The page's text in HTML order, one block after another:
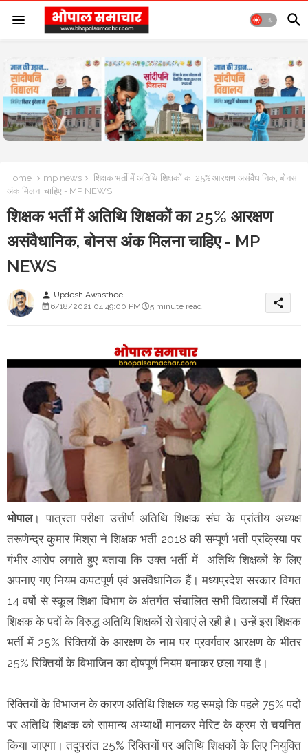
Home mp news
शिक्षक भर्ती में अतिथि शिक्षकों का 25% आरक्षण असंवैधानिक, बोनस
अंक मिलना चाहिए - MP NEWS
शिक्षक भर्ती में अतिथि शिक्षकों का 25% आरक्षण
असंवैधानिक, बोनस अंक मिलना चाहिए - MP
NEWS
person Updesh Awasthee
6/18/2021 04:49:00 PM
5 minute read share
भोपाल। पात्रता परीक्षा उत्तीर्ण अतिथि शिक्षक संघ के प्रांतीय अध्यक्ष
तरूणेन्द्र कुमार मिश्रा ने शिक्षक भर्ती 2018 की सम्पूर्ण भर्ती प्रक्रिया पर
गंभीर आरोप लगाते हुए बताया कि उक्त भर्ती में अतिथि शिक्षकों के लिए
अपनाए गए नियम कपटपूर्ण एवं असंवैधानिक हैं। मध्यप्रदेश सरकार विगत
14 वर्षो से स्कूल शिक्षा विभाग के अंतर्गत संचालित सभी विद्यालयों में रिक्त
शिक्षक के पदों के विरुद्ध अतिथि शिक्षकों से सेवाएं ले रही है। उन्हें इस शिक्षक
भर्ती में 25% रिक्तियों के आरक्षण के नाम पर प्रवर्गवार आरक्षण के भीतर
25% रिक्तियों के विभाजिन का दोषपूर्ण नियम बनाकर छला गया है।
रिक्तियों के विभाजन के कारण अतिथि शिक्षक यह समझे कि पहले 75% पदों
पर अतिथि शिक्षक को सामान्य अभ्यार्थी मानकर मेरिट के क्रम से चयनित
किया जाएगा। तदुपरांत 25% रिक्तियों पर अतिथि शिक्षकों के लिए नियुक्ति